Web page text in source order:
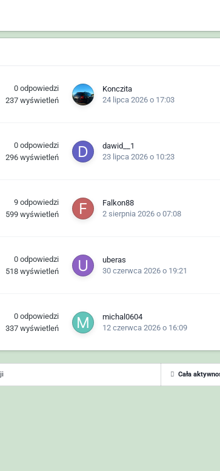
0 odpowiedzi
237 wyświetleń
Konczita
24 lipca 2026 o 17:03
0 odpowiedzi
296 wyświetleń
dawid__1
23 lipca 2026 o 10:23
9 odpowiedzi
599 wyświetleń
Falkon88
2 sierpnia 2026 o 07:08
0 odpowiedzi
518 wyświetleń
uberas
30 czerwca 2026 o 19:21
0 odpowiedzi
337 wyświetleń
michal0604
12 czerwca 2026 o 16:09
Cała